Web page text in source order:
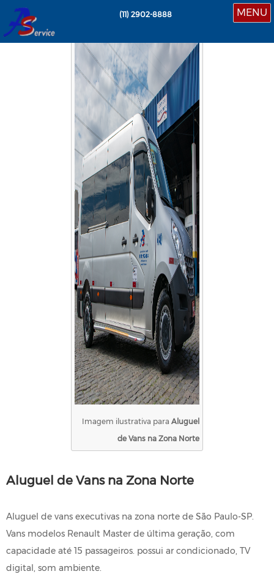
MENU
(11) 2902-8888
Imagem ilustrativa para Aluguel
de Vans na Zona Norte
Aluguel de Vans na Zona Norte
Aluguel de vans executivas na zona norte de São Paulo-SP.
Vans modelos Renault Master de última geração, com
capacidade até 15 passageiros. possui ar condicionado, TV
digital, som ambiente.